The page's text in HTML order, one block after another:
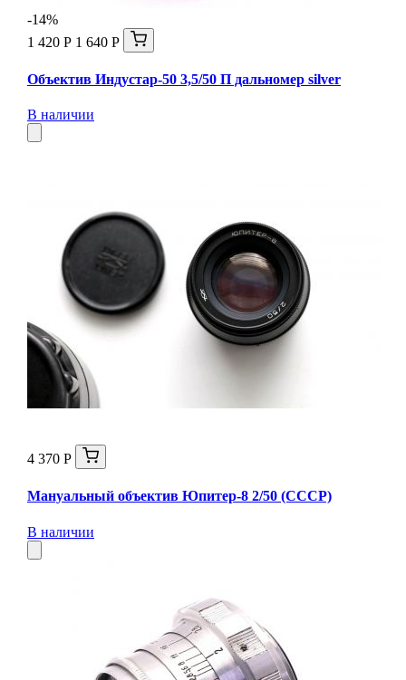
-14%
1 420 Р 1 640 Р
Объектив Индустар-50 3,5/50 П дальномер silver
В наличии
4 370 Р
Мануальный объектив Юпитер-8 2/50 (СССР)
В наличии